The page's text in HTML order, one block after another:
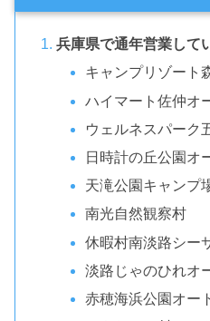
兵庫県で通年営業して
キャンプリゾート
ハイマート佐仲オ
ウェルネスパーク
日時計の丘公園オ
天滝公園キャンプ
南光自然観察村
休暇村南淡路シー
淡路じゃのひれオ
赤穂海浜公園オー